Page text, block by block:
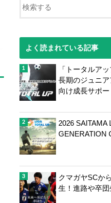
よく読まれている記事
「トータルア
長期のジュニア
向け成長サポ
2026 SAITAMA
GENERATION
クマガヤSCか
生！進路や卒